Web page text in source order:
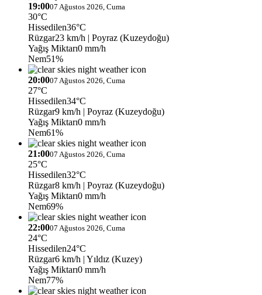
19:0007 Ağustos 2026, Cuma
30°C
Hissedilen36°C
Rüzgar23 km/h | Poyraz (Kuzeydoğu)
Yağış Miktarı0 mm/h
Nem51%
20:0007 Ağustos 2026, Cuma
27°C
Hissedilen34°C
Rüzgar9 km/h | Poyraz (Kuzeydoğu)
Yağış Miktarı0 mm/h
Nem61%
21:0007 Ağustos 2026, Cuma
25°C
Hissedilen32°C
Rüzgar8 km/h | Poyraz (Kuzeydoğu)
Yağış Miktarı0 mm/h
Nem69%
22:0007 Ağustos 2026, Cuma
24°C
Hissedilen24°C
Rüzgar6 km/h | Yıldız (Kuzey)
Yağış Miktarı0 mm/h
Nem77%